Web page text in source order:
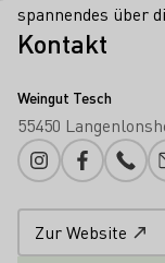
spannendes über
Kontakt
Weingut Tesch
55450
InstagramFacebook
Zur Website